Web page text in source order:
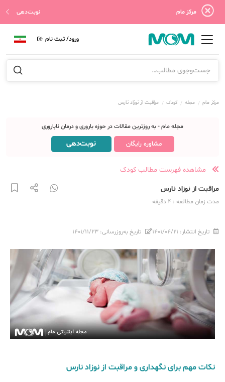
مرکز مام نوبت‌دهی
ورود/ ثبت نام
مرکز مام مجله کودک مراقبت از نوزاد نارس
مجله مام - به روزترین مقالات در حوزه باروری و درمان ناباروری
مشاوره رایگان نوبت‌دهی
مشاهده فهرست مطالب کودک
مراقبت از نوزاد نارس
مدت زمان مطالعه : 4 دقیقه
تاریخ انتشار: ۱۴۰۱/۰۴/۲۱ تاریخ به‌روزرسانی: ۱۴۰۱/۱۱/۲۳
نکات مهم برای نگهداری و مراقبت از نوزاد نارس